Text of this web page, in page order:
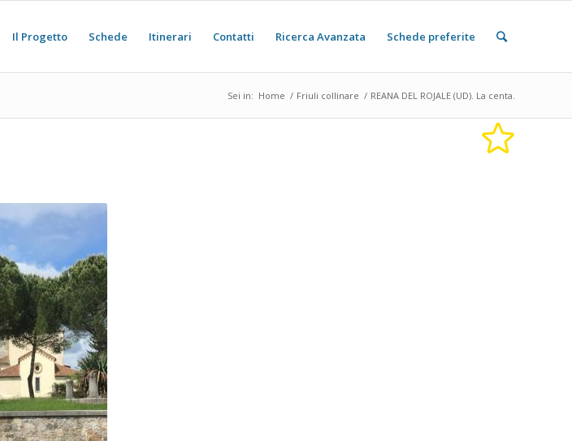
Il Progetto Schede Itinerari Contatti Ricerca Avanzata Schede preferite
Sei in: Home / Friuli collinare / REANA DEL ROJALE (UD). La centa.